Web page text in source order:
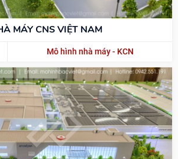
MÁY CNS VIỆT NAM
Mô hình nhà máy - KCN